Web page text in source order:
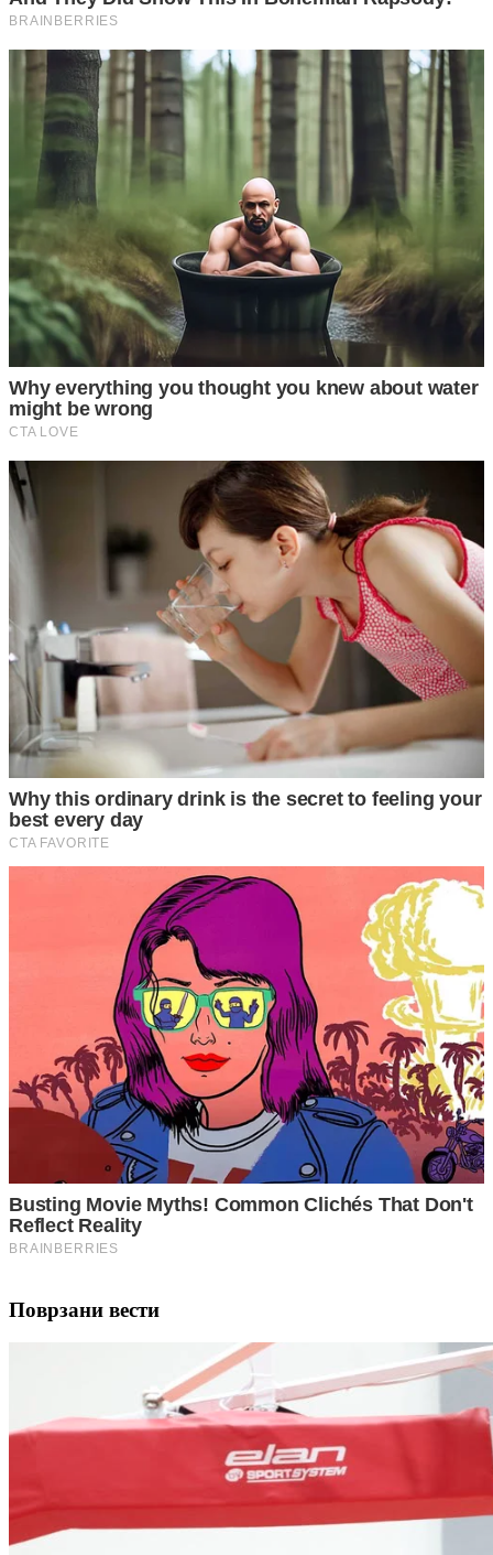
Поврзани вести